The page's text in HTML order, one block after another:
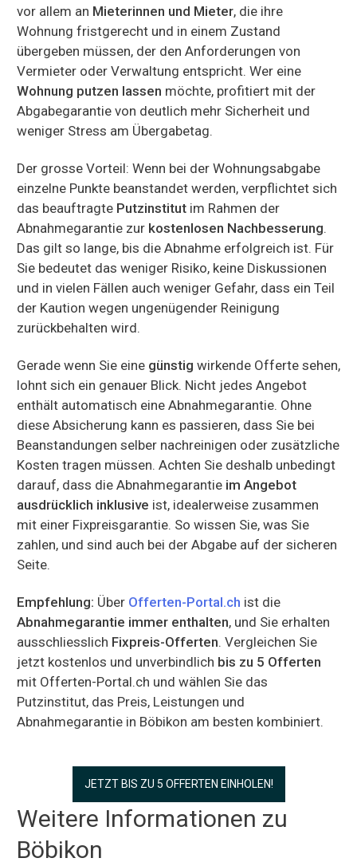
vor allem an Mieterinnen und Mieter, die ihre
Wohnung fristgerecht und in einem Zustand
übergeben müssen, der den Anforderungen von
Vermieter oder Verwaltung entspricht. Wer eine
Wohnung putzen lassen möchte, profitiert mit der
Abgabegarantie von deutlich mehr Sicherheit und
weniger Stress am Übergabetag.
Der grosse Vorteil: Wenn bei der Wohnungsabgabe
einzelne Punkte beanstandet werden, verpflichtet sich
das beauftragte Putzinstitut im Rahmen der
Abnahmegarantie zur kostenlosen Nachbesserung.
Das gilt so lange, bis die Abnahme erfolgreich ist. Für
Sie bedeutet das weniger Risiko, keine Diskussionen
und in vielen Fällen auch weniger Gefahr, dass ein Teil
der Kaution wegen ungenügender Reinigung
zurückbehalten wird.
Gerade wenn Sie eine günstig wirkende Offerte sehen,
lohnt sich ein genauer Blick. Nicht jedes Angebot
enthält automatisch eine Abnahmegarantie. Ohne
diese Absicherung kann es passieren, dass Sie bei
Beanstandungen selber nachreinigen oder zusätzliche
Kosten tragen müssen. Achten Sie deshalb unbedingt
darauf, dass die Abnahmegarantie im Angebot
ausdrücklich inklusive ist, idealerweise zusammen
mit einer Fixpreisgarantie. So wissen Sie, was Sie
zahlen, und sind auch bei der Abgabe auf der sicheren
Seite.
Empfehlung: Über Offerten-Portal.ch ist die
Abnahmegarantie immer enthalten, und Sie erhalten
ausschliesslich Fixpreis-Offerten. Vergleichen Sie
jetzt kostenlos und unverbindlich bis zu 5 Offerten
mit Offerten-Portal.ch und wählen Sie das
Putzinstitut, das Preis, Leistungen und
Abnahmegarantie in Böbikon am besten kombiniert.
JETZT BIS ZU 5 OFFERTEN EINHOLEN!
Weitere Informationen zu
Böbikon